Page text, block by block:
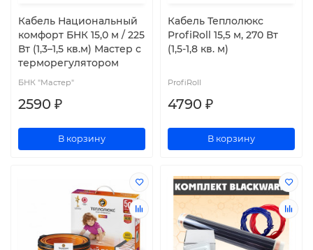
Кабель Национальный
комфорт БНК 15,0 м / 225
Вт (1,3–1,5 кв.м) Мастер с
терморегулятором
БНК "Мастер"
2590 ₽
В корзину
Кабель Теплолюкс
ProfiRoll 15,5 м, 270 Вт
(1,5-1,8 кв. м)
ProfiRoll
4790 ₽
В корзину